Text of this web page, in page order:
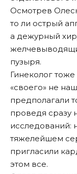
Осмотрев
то ли острый
а дежурный
пузыря.
Гинеколог
«своего» не
предполагали
проведя сразу
исследований:
тяжелейшем
пригласили
этом все.